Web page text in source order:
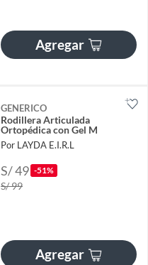
Agregar
GENERICO
Rodillera Articulada
Ortopédica con Gel M
Por LAYDA E.I.R.L
S/ 49 -51%
S/ 99
Agregar